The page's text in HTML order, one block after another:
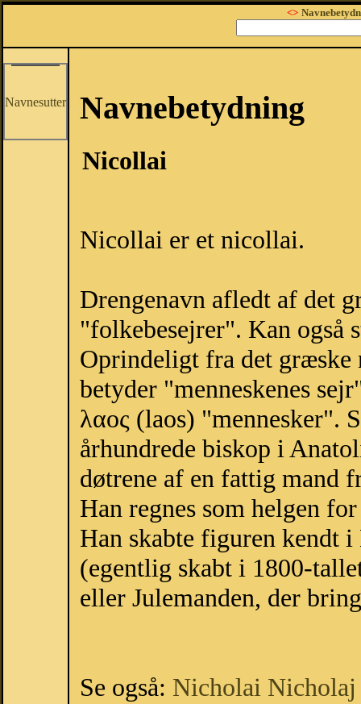
<>
Navnesutter Navnebetydning
Nicollai
Nicollai er et nicollai.
Drengenavn afledt af det
"folkebesejrer". Kan også
Oprindeligt fra det græske
betyder "menneskenes
λαος (laos) "mennesker".
århundrede biskop i
døtrene af en fattig mand
Han regnes som helgen
Han skabte figuren kendt i
(egentlig skabt i 1800-
eller Julemanden, der
Se også: Nicholai Nicholaj